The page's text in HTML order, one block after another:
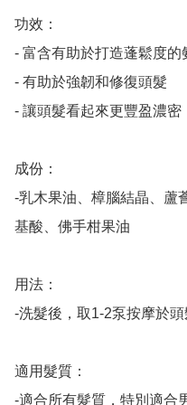
功效：
- 富含有助於打造蓬鬆度
- 有助於強韌和修復頭髮
- 讓頭髮看起來更豐盈濃密
成份：
-乳木果油、樟腦結晶、蘆
基酸、佛手柑果油
用法：
-洗髮後，取1-2泵按摩於
適用髮質：
-適合所有髮質，特別適合